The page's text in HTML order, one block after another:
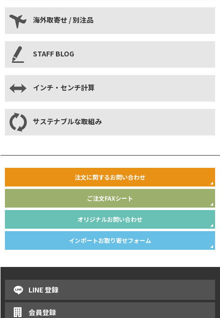
海外取寄せ / 別注品
STAFF BLOG
インチ・センチ計算
サステナブルな取組み
注文に関するお問い合わせ
ご注文FAXシート
オリジナルお問い合わせ
インポートお取り寄せフォーム
LINE 登録
会員登録